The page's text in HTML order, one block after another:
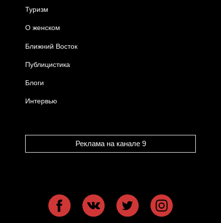
Туризм
О женском
Ближний Восток
Публицистика
Блоги
Интервью
Реклама на канале 9